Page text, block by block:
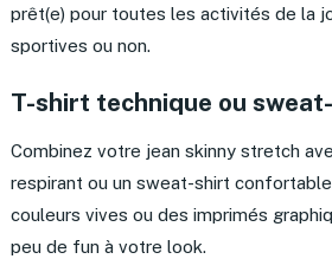
prêt(e) pour toutes les activités de la
sportives ou non.
T-shirt technique ou
Combinez votre jean skinny stretch
respirant ou un sweat-shirt
couleurs vives ou des imprimés
peu de fun à votre look.